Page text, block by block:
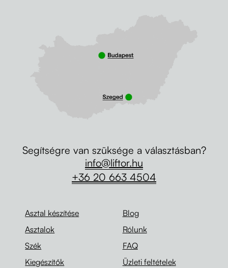
Asztal készítése
Asztalok
Szék
Kiegészítők
Blog
Rólunk
FAQ
Üzleti feltételek
Segítségre van szüksége a választásban?
info@liftor.hu
+36 20 663 4504